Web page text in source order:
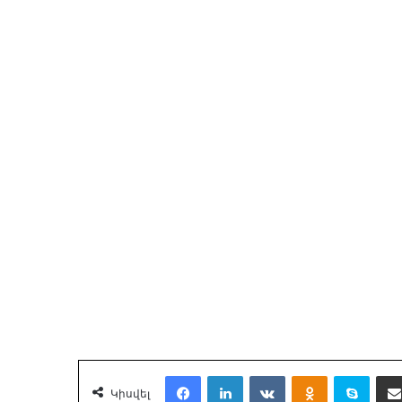
Կիսվել
FacebookLinkedInVKontakte Skype